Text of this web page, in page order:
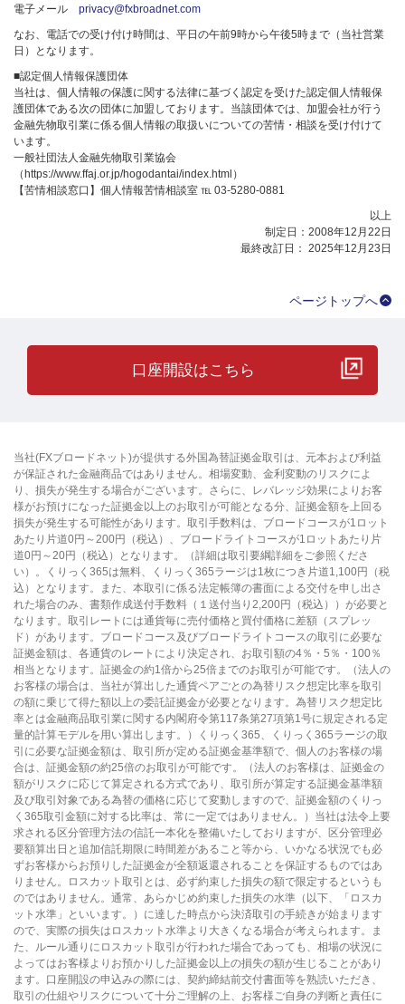
電子メール privacy@fxbroadnet.com
なお、電話での受け付け時間は、平日の午前9時から午後5時まで（当社営業
日）となります。
■認定個人情報保護団体
当社は、個人情報の保護に関する法律に基づく認定を受けた認定個人情報保
護団体である次の団体に加盟しております。当該団体では、加盟会社が行う
金融先物取引業に係る個人情報の取扱いについての苦情・相談を受け付けて
います。
一般社団法人金融先物取引業協会
（https://www.ffaj.or.jp/hogodantai/index.html）
【苦情相談窓口】個人情報苦情相談室 ℡ 03-5280-0881
以上
制定日：2008年12月22日
最終改訂日： 2025年12月23日
ページトップへ
口座開設はこちら
当社(FXブロードネット)が提供する外国為替証拠金取引は、元本および利益
が保証された金融商品ではありません。相場変動、金利変動のリスクによ
り、損失が発生する場合がございます。さらに、レバレッジ効果によりお客
様がお預けになった証拠金以上のお取引が可能となる分、証拠金額を上回る
損失が発生する可能性があります。取引手数料は、ブロードコースが1ロット
あたり片道0円～200円（税込）、ブロードライトコースが1ロットあたり片
道0円～20円（税込）となります。（詳細は取引要綱詳細をご参照くださ
い）。くりっく365は無料、くりっく365ラージは1枚につき片道1,100円（税
込）となります。また、本取引に係る法定帳簿の書面による交付を申し出さ
れた場合のみ、書類作成送付手数料（１送付当り2,200円（税込））が必要と
なります。取引レートには通貨毎に売付価格と買付価格に差額（スプレッ
ド）があります。ブロードコース及びブロードライトコースの取引に必要な
証拠金額は、各通貨のレートにより決定され、お取引額の4％・5％・100％
相当となります。証拠金の約1倍から25倍までのお取引が可能です。（法人の
お客様の場合は、当社が算出した通貨ペアごとの為替リスク想定比率を取引
の額に乗じて得た額以上の委託証拠金が必要となります。為替リスク想定比
率とは金融商品取引業に関する内閣府令第117条第27項第1号に規定される定
量的計算モデルを用い算出します。）くりっく365、くりっく365ラージの取
引に必要な証拠金額は、取引所が定める証拠金基準額で、個人のお客様の場
合は、証拠金額の約25倍のお取引が可能です。（法人のお客様は、証拠金の
額がリスクに応じて算定される方式であり、取引所が算定する証拠金基準額
及び取引対象である為替の価格に応じて変動しますので、証拠金額のくりっ
く365取引金額に対する比率は、常に一定ではありません。）当社は法令上要
求される区分管理方法の信託一本化を整備いたしておりますが、区分管理必
要額算出日と追加信託期限に時間差があること等から、いかなる状況でも必
ずお客様からお預りした証拠金が全額返還されることを保証するものではあ
りません。ロスカット取引とは、必ず約束した損失の額で限定するというも
のではありません。通常、あらかじめ約束した損失の水準（以下、「ロスカ
ット水準」といいます。）に達した時点から決済取引の手続きが始まります
ので、実際の損失はロスカット水準より大きくなる場合が考えられます。ま
た、ルール通りにロスカット取引が行われた場合であっても、相場の状況に
よってはお客様よりお預かりした証拠金以上の損失の額が生じることがあり
ます。口座開設の申込みの際には、契約締結前交付書面等を熟読いただき、
取引の仕組やリスクについて十分ご理解の上、お客様ご自身の判断と責任に